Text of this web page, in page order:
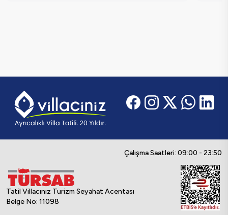
Çalışma Saatleri: 09:00 - 23:50
Tatil Villacınız Turizm Seyahat Acentası
Belge No: 11098